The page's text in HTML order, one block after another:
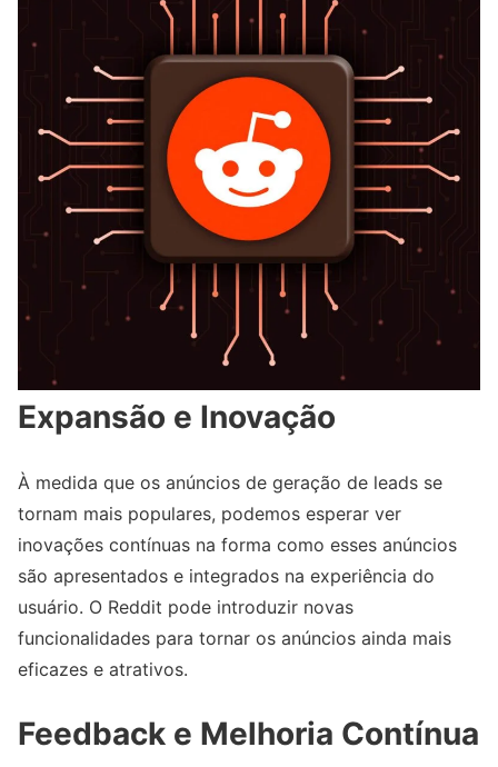
Expansão e Inovação
À medida que os anúncios de geração de leads se
tornam mais populares, podemos esperar ver
inovações contínuas na forma como esses anúncios
são apresentados e integrados na experiência do
usuário. O Reddit pode introduzir novas
funcionalidades para tornar os anúncios ainda mais
eficazes e atrativos.
Feedback e Melhoria Contínua